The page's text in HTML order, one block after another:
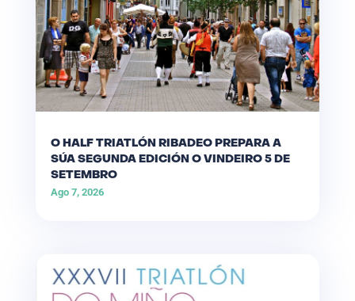
O HALF TRIATLÓN RIBADEO PREPARA A
SÚA SEGUNDA EDICIÓN O VINDEIRO 5 DE
SETEMBRO
Ago 7, 2026